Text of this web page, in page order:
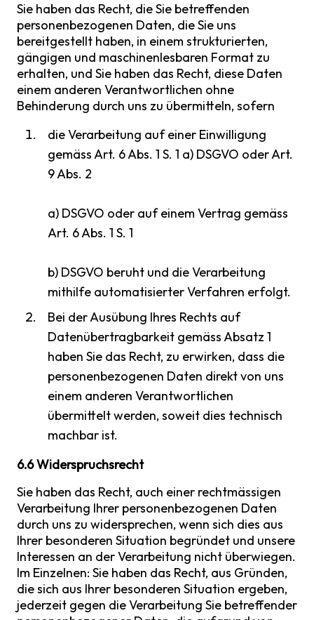
Sie haben das Recht, die Sie betreffenden
personenbezogenen Daten, die Sie uns
bereitgestellt haben, in einem strukturierten,
gängigen und maschinenlesbaren Format zu
erhalten, und Sie haben das Recht, diese Daten
einem anderen Verantwortlichen ohne
Behinderung durch uns zu übermitteln, sofern
die Verarbeitung auf einer Einwilligung
gemäss Art. 6 Abs. 1 S. 1 a) DSGVO oder Art.
9 Abs. 2
a) DSGVO oder auf einem Vertrag gemäss
Art. 6 Abs. 1 S. 1
b) DSGVO beruht und die Verarbeitung
mithilfe automatisierter Verfahren erfolgt.
Bei der Ausübung Ihres Rechts auf
Datenübertragbarkeit gemäss Absatz 1
haben Sie das Recht, zu erwirken, dass die
personenbezogenen Daten direkt von uns
einem anderen Verantwortlichen
übermittelt werden, soweit dies technisch
machbar ist.
6.6 Widerspruchsrecht
Sie haben das Recht, auch einer rechtmässigen
Verarbeitung Ihrer personenbezogenen Daten
durch uns zu widersprechen, wenn sich dies aus
Ihrer besonderen Situation begründet und unsere
Interessen an der Verarbeitung nicht überwiegen.
Im Einzelnen: Sie haben das Recht, aus Gründen,
die sich aus Ihrer besonderen Situation ergeben,
jederzeit gegen die Verarbeitung Sie betreffender